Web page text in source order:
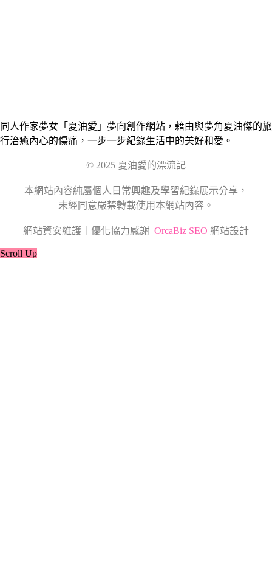
同人作家夢女「夏油愛」夢向創作網站，藉由與夢角夏油傑的旅
行治癒內心的傷痛，一步一步紀錄生活中的美好和愛。
© 2025 夏油愛的漂流記
本網站內容純屬個人日常興趣及學習紀錄展示分享，
未經同意嚴禁轉載使用本網站內容。
網站資安維護｜優化協力感謝 OrcaBiz SEO 網站設計
Scroll Up